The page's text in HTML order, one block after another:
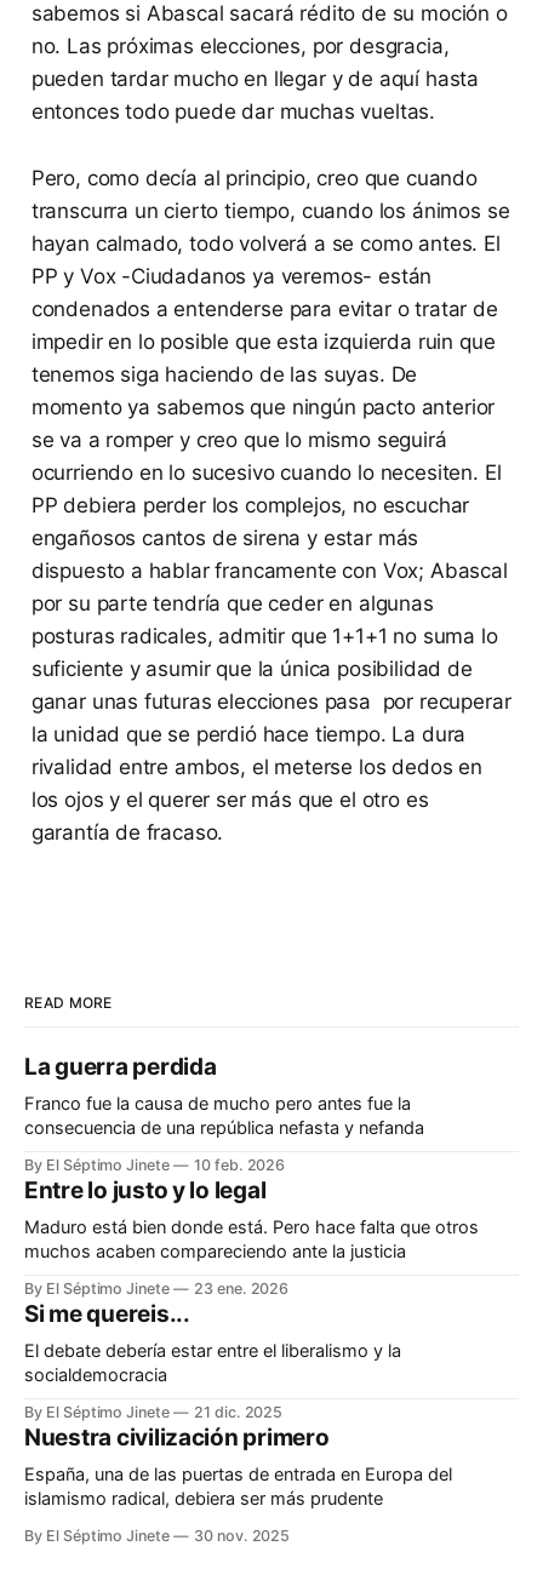
sabemos si Abascal sacará rédito de su moción o
no. Las próximas elecciones, por desgracia,
pueden tardar mucho en llegar y de aquí hasta
entonces todo puede dar muchas vueltas.
Pero, como decía al principio, creo que cuando
transcurra un cierto tiempo, cuando los ánimos se
hayan calmado, todo volverá a se como antes. El
PP y Vox -Ciudadanos ya veremos- están
condenados a entenderse para evitar o tratar de
impedir en lo posible que esta izquierda ruin que
tenemos siga haciendo de las suyas. De
momento ya sabemos que ningún pacto anterior
se va a romper y creo que lo mismo seguirá
ocurriendo en lo sucesivo cuando lo necesiten. El
PP debiera perder los complejos, no escuchar
engañosos cantos de sirena y estar más
dispuesto a hablar francamente con Vox; Abascal
por su parte tendría que ceder en algunas
posturas radicales, admitir que 1+1+1 no suma lo
suficiente y asumir que la única posibilidad de
ganar unas futuras elecciones pasa por recuperar
la unidad que se perdió hace tiempo. La dura
rivalidad entre ambos, el meterse los dedos en
los ojos y el querer ser más que el otro es
garantía de fracaso.
READ MORE
La guerra perdida
Franco fue la causa de mucho pero antes fue la
consecuencia de una república nefasta y nefanda
By El Séptimo Jinete 10 feb. 2026
Entre lo justo y lo legal
Maduro está bien donde está. Pero hace falta que otros
muchos acaben compareciendo ante la justicia
By El Séptimo Jinete 23 ene. 2026
Si me quereis...
El debate debería estar entre el liberalismo y la
socialdemocracia
By El Séptimo Jinete 21 dic. 2025
Nuestra civilización primero
España, una de las puertas de entrada en Europa del
islamismo radical, debiera ser más prudente
By El Séptimo Jinete 30 nov. 2025